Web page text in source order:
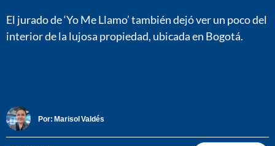
El jurado de ‘Yo Me Llamo’ también dejó ver un poco del
interior de la lujosa propiedad, ubicada en Bogotá.
Por: Marisol Valdés